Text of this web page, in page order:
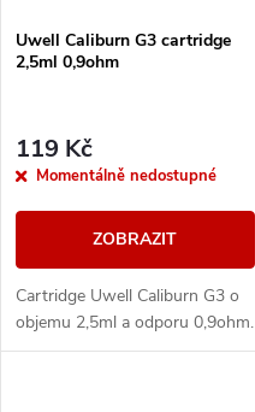
Uwell Caliburn G3 cartridge
2,5ml 0,9ohm
119 Kč
Momentálně nedostupné
ZOBRAZIT
Cartridge Uwell Caliburn G3 o
objemu 2,5ml a odporu 0,9ohm.